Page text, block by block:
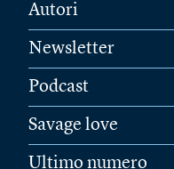
Autori
Newsletter
Podcast
Savage love
Ultimo numero